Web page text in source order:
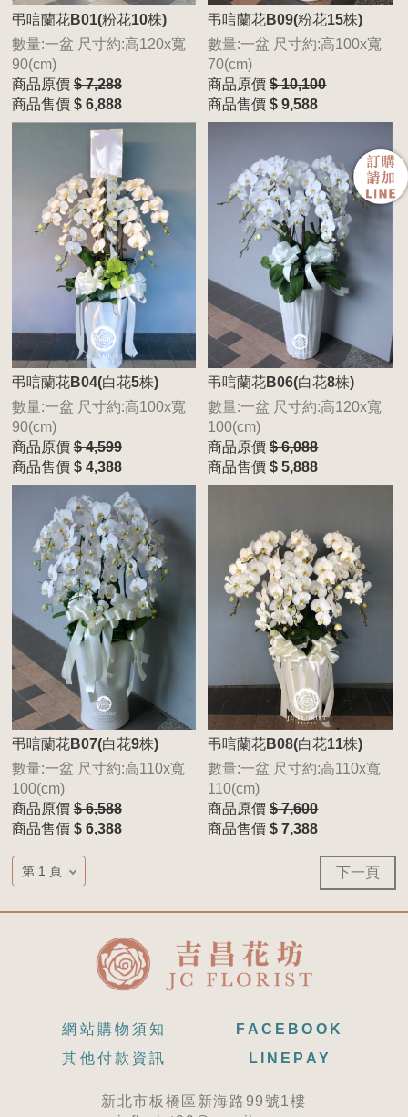
弔唁蘭花B01(粉花10株)
數量:一盆 尺寸約:高120x寬
90(cm)
商品原價 $ 7,288
商品售價 $ 6,888
弔唁蘭花B09(粉花15株)
數量:一盆 尺寸約:高100x寬
70(cm)
商品原價 $ 10,100
商品售價 $ 9,588
弔唁蘭花B04(白花5株)
數量:一盆 尺寸約:高100x寬
90(cm)
商品原價 $ 4,599
商品售價 $ 4,388
弔唁蘭花B06(白花8株)
數量:一盆 尺寸約:高120x寬
100(cm)
商品原價 $ 6,088
商品售價 $ 5,888
弔唁蘭花B07(白花9株)
數量:一盆 尺寸約:高110x寬
100(cm)
商品原價 $ 6,588
商品售價 $ 6,388
弔唁蘭花B08(白花11株)
數量:一盆 尺寸約:高110x寬
110(cm)
商品原價 $ 7,600
商品售價 $ 7,388
下一頁
網站購物須知
其他付款資訊
FACEBOOK
LINEPAY
新北市板橋區新海路99號1樓